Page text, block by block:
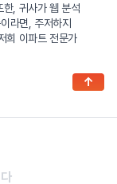
한, 귀사가 웹 분석
라면, 주저하지
희 이파트 전문가
↑